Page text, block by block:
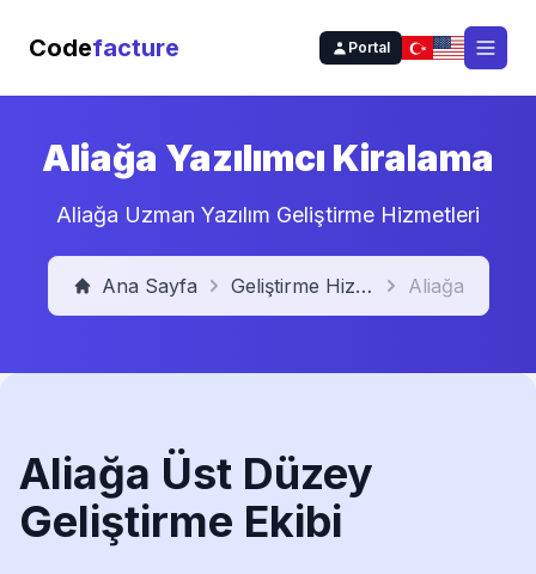
Codefacture Portal
Aliağa Yazılımcı Kiralama
Aliağa Uzman Yazılım Geliştirme Hizmetleri
Ana Sayfa Geliştirme Hizmetleri Aliağa
Aliağa Üst Düzey
Geliştirme Ekibi